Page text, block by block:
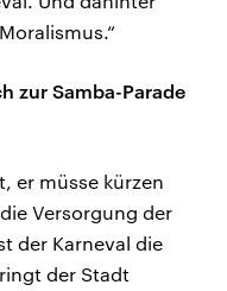
zur Samba-Parade
er müsse kürzen
Versorgung der
der Karneval die
der Stadt